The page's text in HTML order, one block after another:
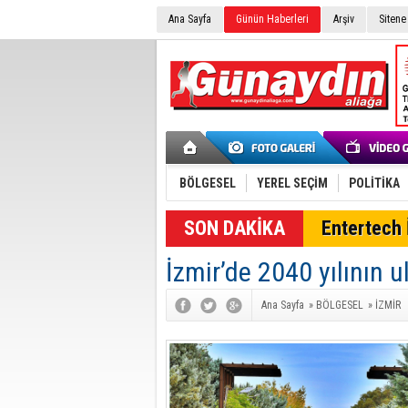
Ana Sayfa Günün Haberleri Arşiv
BÖLGESEL YEREL SEÇİM POLİTİKA
SON DAKİKA Entertech
İzmir’de 2040 yılının
Ana Sayfa » BÖLGESEL » İZMİR